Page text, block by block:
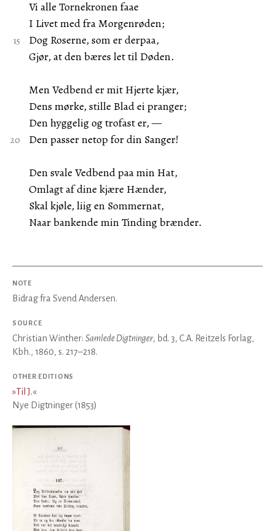
Vi alle Tornekronen faae
I Livet med fra Morgenrøden;
Dog Roserne, som er derpaa,
Gjør, at den bæres let til Døden.
Men Vedbend er mit Hjerte kjær,
Dens mørke, stille Blad ei pranger;
Den hyggelig og trofast er, —
Den passer netop for din Sanger!
Den svale Vedbend paa min Hat,
Omlagt af dine kjære Hænder,
Skal kjøle, liig en Sommernat,
Naar bankende min Tinding brænder.
NOTE
Bidrag fra Svend Andersen.
SOURCE
Christian Winther: Samlede Digtninger, bd. 3, C.A. Reitzels Forlag,
Kbh., 1860, s. 217–218.
OTHER EDITIONS
»Til J.«
Nye Digtninger (1853)